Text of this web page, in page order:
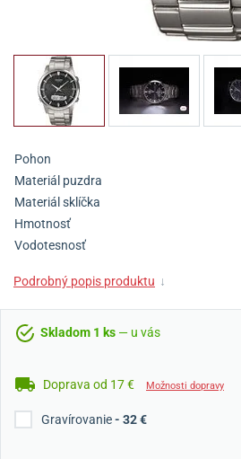
Pohon
Materiál puzdra
Materiál sklíčka
Hmotnosť
Vodotesnosť
Podrobný popis produktu ↓
Skladom 1 ks — u vás
Doprava od 17 € Možnosti dopravy
Gravírovanie- 32 €